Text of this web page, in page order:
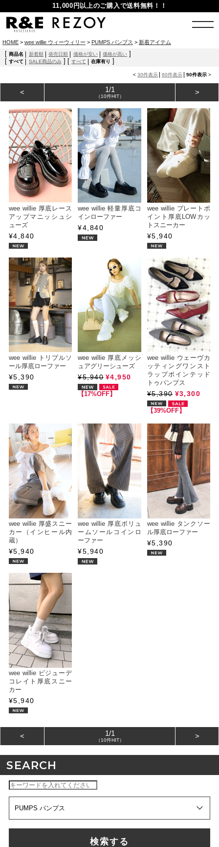
11,000円以上のご購入で送料無料！！
HOME > wee willie ウィーウィリー > PUMPS パンプス > 新着アイテム
[商品名 新着順 発売日順 価格が安い 価格が高い ]
[すべて SALE商品のみ ] [ すべて 在庫有り ]
< 30件表示 60件表示 90件表示 >
< 1/1
（10件HIT） >
wee willie 厚底レース
アップマニッシュシ
ューズ
¥4,840
wee willie 軽量厚底コ
インローファー
¥4,840
wee willie プレートポ
イント厚底LOWカッ
トスニーカー
¥5,940
wee willie トリプルソ
ール厚底ローファー
¥5,390
wee willie 厚底メッシ
ュアグリーシューズ
¥5,940 ¥4,950
【17%OFF】
wee willie ウェーヴカ
ッティングワンスト
ラップポインテッド
トゥパンプス
¥5,390 ¥3,300
【39%OFF】
wee willie 厚盛スニー
カー（インヒール内
蔵）
¥5,940
wee willie 厚底ボリュ
ームソールコインロ
ーファー
¥5,940
wee willie タンクソー
ル厚底ローファー
¥5,390
wee willie ビジューデ
コレイト厚底スニー
カー
¥5,940
< 1/1
（10件HIT） >
SEARCH
検索する